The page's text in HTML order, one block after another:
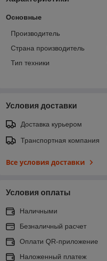
Основные
Производитель
Страна производитель
Тип техники
Условия доставки
Доставка курьером
Транспортная компания
Все условия доставки
Условия оплаты
Наличными
Безналичный расчет
Оплати QR-приложение
Наложенный платеж